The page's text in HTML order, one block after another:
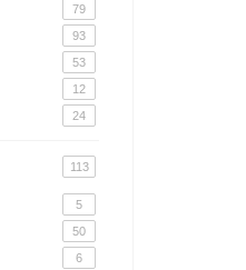
79
93
53
12
24
113
5
50
6